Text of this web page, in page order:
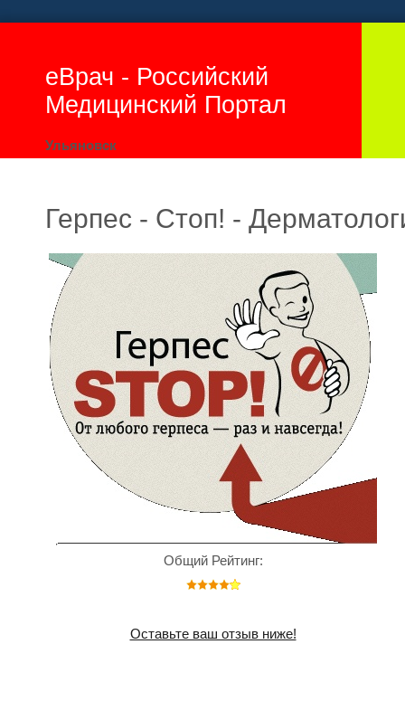
еВрач - Российский
Медицинский Портал
Ульяновск
Герпес - Стоп! -
Общий Рейтинг:
Оставьте ваш отзыв ниже!